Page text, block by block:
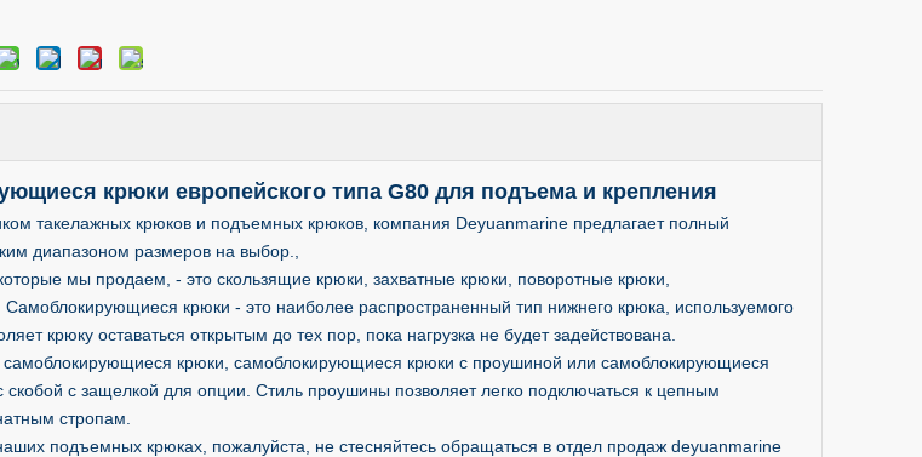
крюки европейского типа G80 для подъема и крепления
такелажных крюков и подъемных крюков, компания Deyuanmarine предлагает полный
диапазоном размеров на выбор.,
мы продаем, - это скользящие крюки, захватные крюки, поворотные крюки,
крюки - это наиболее распространенный тип нижнего крюка, используемого
крюку оставаться открытым до тех пор, пока нагрузка не будет задействована.
крюки, самоблокирующиеся крюки с проушиной или самоблокирующиеся
скобой с защелкой для опции. Стиль проушины позволяет легко подключаться к цепным
стропам.
подъемных крюках, пожалуйста, не стесняйтесь обращаться в отдел продаж deyuanmarine